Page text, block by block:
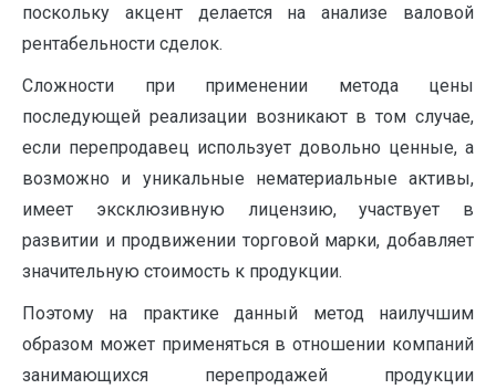
поскольку акцент делается на анализе валовой
рентабельности сделок.
Сложности при применении метода цены
последующей реализации возникают в том случае,
если перепродавец использует довольно ценные, а
возможно и уникальные нематериальные активы,
имеет эксклюзивную лицензию, участвует в
развитии и продвижении торговой марки, добавляет
значительную стоимость к продукции.
Поэтому на практике данный метод наилучшим
образом может применяться в отношении компаний
занимающихся перепродажей продукции